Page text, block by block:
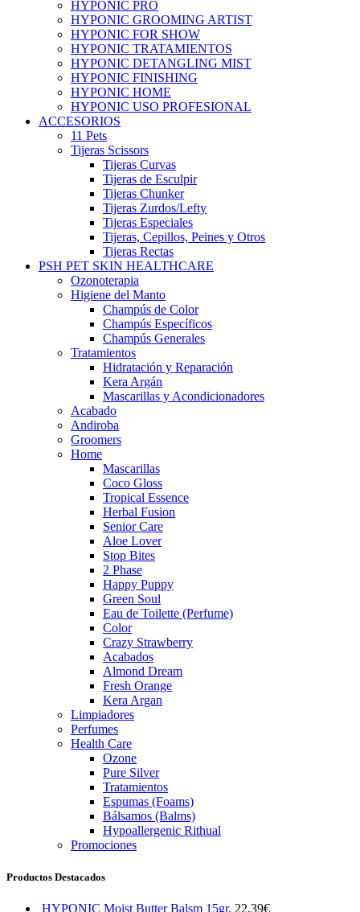
HYPONIC PRO
HYPONIC GROOMING ARTIST
HYPONIC FOR SHOW
HYPONIC TRATAMIENTOS
HYPONIC DETANGLING MIST
HYPONIC FINISHING
HYPONIC HOME
HYPONIC USO PROFESIONAL
ACCESORIOS
11 Pets
Tijeras Scissors
Tijeras Curvas
Tijeras de Esculpir
Tijeras Chunker
Tijeras Zurdos/Lefty
Tijeras Especiales
Tijeras, Cepillos, Peines y Otros
Tijeras Rectas
PSH PET SKIN HEALTHCARE
Ozonoterapia
Higiene del Manto
Champús de Color
Champús Específicos
Champús Generales
Tratamientos
Hidratación y Reparación
Kera Argán
Mascarillas y Acondicionadores
Acabado
Andiroba
Groomers
Home
Mascarillas
Coco Gloss
Tropical Essence
Herbal Fusion
Senior Care
Aloe Lover
Stop Bites
2 Phase
Happy Puppy
Green Soul
Eau de Toilette (Perfume)
Color
Crazy Strawberry
Acabados
Almond Dream
Fresh Orange
Kera Argan
Limpiadores
Perfumes
Health Care
Ozone
Pure Silver
Tratamientos
Espumas (Foams)
Bálsamos (Balms)
Hypoallergenic Rithual
Promociones
Productos Destacados
HYPONIC Moist Butter Balsm 15gr. 22,39€